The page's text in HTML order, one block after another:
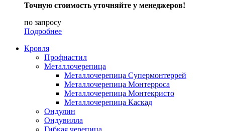
Точную стоимость уточняйте у менеджеров!
по запросу
Подробнее
Кровля
Профнастил
Металлочерепица
Металлочерепица Супермонтеррей
Металлочерепица Монтерроса
Металлочерепица Монтекристо
Металлочерепица Каскад
Ондулин
Ондувилла
Гибкая черепица